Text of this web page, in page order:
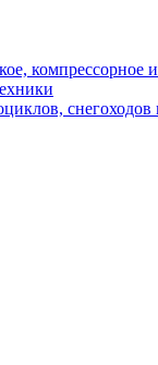
снегоходов